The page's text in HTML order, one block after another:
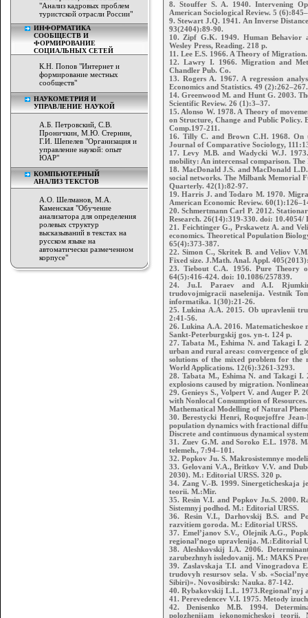
"Анализ кадровых проблем
туристской отрасли России"
ИНФОРМАТИКА
СООБЩЕСТВ И
ФОРМИРОВАНИЕ
СОЦИАЛЬНЫХ СЕТЕЙ
К.Н. Попов "Интернет и
формирование местных
сообществ"
НАУКОМЕТРИЯ И
УПРАВЛЕНИЕ НАУКОЙ
А.Б. Петровский, С.В.
Проничкин, М.Ю. Стернин,
Г.И. Шепелев "Организация и
управление наукой: опыт
ЮАР"
КОМПЬЮТЕРНЫЙ
АНАЛИЗ ТЕКСТОВ
А.О. Шелманов, М.А.
Каменская "Обучение
анализатора для определения
ролевых структур
высказываний в текстах на
русском языке на
автоматически размеченном
корпусе"
8. Stouffer S. A. 1940. Intervening
American Sociological Review. 5
9. Stewart J.Q. 1941. An Inverse
93(2404):89-90.
10. Zipf G.K. 1949. Human Behavior
Wesley Press, Reading. 218 p.
11. Lee E.S. 1966. A Theory of
12. Lawry I. 1966. Migration and
Chandler Pub. Co.
13. Rogers A. 1967. A regression
Economics and Statistics. 49 (2):262–267.
14. Greenwood M. and Hunt G. 2003.
Scientific Review. 26 (1):3–37.
15. Alonso W. 1978. A Theory of
on Structure, Change and Public Policy.
Comp.197-211.
16. Tilly C. and Brown C.H. 1968. On
Journal of Comparative Sociology,
17. Levy M.B. and Wadycki W.J.
mobility: An intercensal comparison.
18. MacDonald J.S. and MacDonald
social networks. The Milbank Memorial
Quarterly. 42(1):82-97.
19. Harris J. and Todaro M. 1970.
American Economic Review.
20. Schmertmann Carl P. 2012.
Research. 26(14):319-330. doi: 10.4054/
21. Feichtinger G., Prskawetz A. and
economics. Theoretical Population
65(4):373-387.
22. Simon C., Skritek B. and Veliov
Fixed size. J.Math. Anal. Appl.
23. Tiebout C.A. 1956. Pure Theory
64(5):416-424. doi: 10.1086/257839.
24. Ju.I. Paraev and A.I.
trudovojmigracii naselenija. Vestnik
informatika. 1(30):21-26.
25. Lukina A.A. 2015. Ob upravlenii
2:41-56.
26. Lukina A.A. 2016.
Sankt-Peterburgskij gos. yn-t. 124 p.
27. Tabata M., Eshima N. and Takagi I.
urban and rural areas: convergence of
solutions of the mixed problem for the
World Applications. 12(6):3261-3293.
28. Tabata M., Eshima N. and Takagi I.
explosions caused by migration.
29. Genieys S., Volpert V. and Auger P.
with Nonlocal Consumption of Resources.
Mathematical Modelling of Natural
30. Berestycki Henri, Roquejoffre
population dynamics with fractional
Discrete and continuous dynamical
31. Zuev G.M. and Soroko E.L. 1978.
telemeh., 7:94–101.
32. Popkov Ju. S. Makrosistemnye
33. Gelovani V.A., Britkov V.V. and
2030). M.: Editorial URSS. 320 p.
34. Zang V.-B. 1999. Sinergeticheskaja
teorii. M.:Mir.
35. Resin V.I. and Popkov Ju.S. 2000.
Sistemnyj podhod. M.: Editorial URSS.
36. Resin V.I., Darhovskij B.S. and
razvitiem goroda. M.: Editorial URSS.
37. Emel’janov S.V., Olejnik A.G.,
regional’nogo upravlenija. M.:Editorial
38. Aleshkovskij I.A. 2006.
zarubezhnyh issledovanij. M.: MAKS
39. Zaslavskaja T.I. and Vinogradova
trudovyh resursov sela. V sb.
Sibiri)». Novosibirsk: Nauka. 87-142.
40. Rybakovskij L.L.
41. Perevedencev V.I. 1975. Metody
42. Denisenko M.B. 1994.
polozhenijam jekonomicheskoj